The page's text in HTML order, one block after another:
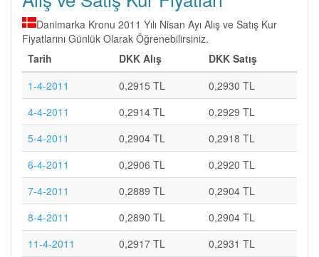
Danimarka Kronu 2011 Yılı Nisan Ayı Alış ve Satış Kur
Fiyatlarını Günlük Olarak Öğrenebilirsiniz.
Tarih
DKK Alış
DKK Satış
1-4-2011
0,2915 TL
0,2930 TL
4-4-2011
0,2914 TL
0,2929 TL
5-4-2011
0,2904 TL
0,2918 TL
6-4-2011
0,2906 TL
0,2920 TL
7-4-2011
0,2889 TL
0,2904 TL
8-4-2011
0,2890 TL
0,2904 TL
11-4-2011
0,2917 TL
0,2931 TL